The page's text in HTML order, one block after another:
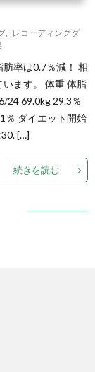
レコーディングダ
率は0.7％減！ 相
ます。 体重 体脂
24 69.0kg 29.3％
％ ダイエット開始
[…]
続きを読む